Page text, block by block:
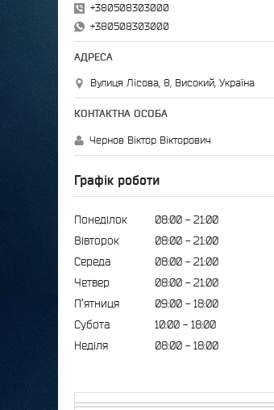
+380508303000
+380508303000
Вулиця Лісова, 8, Високий, Україна
Чернов Віктор Вікторович
Графік роботи
Понеділок 08:00
21:00
Вівторок
08:00
21:00
Середа
08:00
21:00
Четвер
08:00
21:00
Пʼятниця
09:00
18:00
Субота
10:00
18:00
Неділя
08:00 18:00